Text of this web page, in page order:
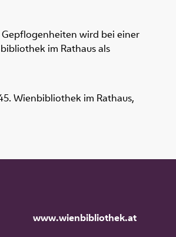
wird bei einer
im Rathaus als
Wienbibliothek im Rathaus,
www.wienbibliothek.at